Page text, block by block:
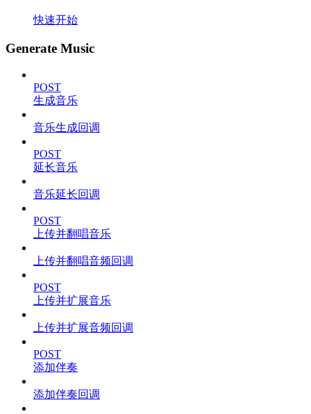
快速开始
Generate Music
POST
生成音乐
音乐生成回调
POST
延长音乐
音乐延长回调
POST
上传并翻唱音乐
上传并翻唱音频回调
POST
上传并扩展音乐
上传并扩展音频回调
POST
添加伴奏
添加伴奏回调